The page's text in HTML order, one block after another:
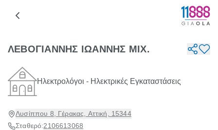
ΛΕΒΟΓΙΑΝΝΗΣ ΙΩΑΝΝΗΣ ΜΙΧ.
Ηλεκτρολόγοι - Ηλεκτρικές Εγκαταστάσεις
Λυσίππου 8, Γέρακας, Αττική, 15344
Σταθερό:2106613068